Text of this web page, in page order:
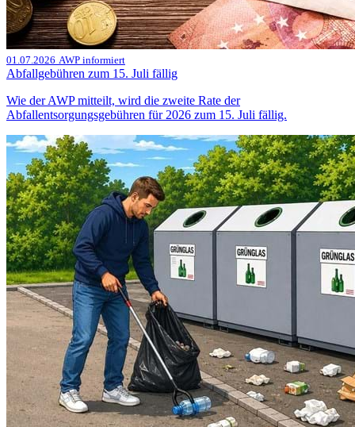
01.07.2026 AWP informiert
Abfallgebühren zum 15. Juli fällig
Wie der AWP mitteilt, wird die zweite Rate der
Abfallentsorgungsgebühren für 2026 zum 15. Juli fällig.